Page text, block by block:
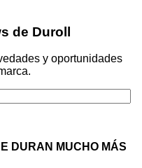
de Duroll
y oportunidades
DURAN MUCHO MÁS